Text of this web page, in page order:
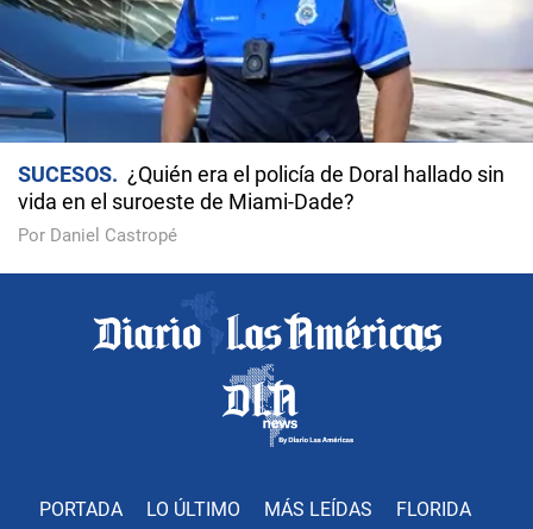
SUCESOS
¿Quién era el policía de Doral hallado sin
vida en el suroeste de Miami-Dade?
Por Daniel Castropé
PORTADA LO ÚLTIMO MÁS LEÍDAS FLORIDA